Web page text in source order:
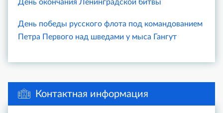
День окончания Ленинградской битвы
День победы русского флота под командованием
Петра Первого над шведами у мыса Гангут
Контактная информация